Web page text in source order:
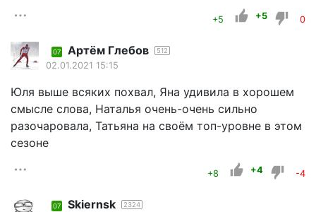
+5 +5 0
07 Артём Глебов 512
02.01.2021 15:15
Юля выше всяких похвал, Яна удивила в хорошем
смысле слова, Наталья очень-очень сильно
разочаровала, Татьяна на своём топ-уровне в этом
сезоне
+8 +4 -4
07 Skiernsk 2324